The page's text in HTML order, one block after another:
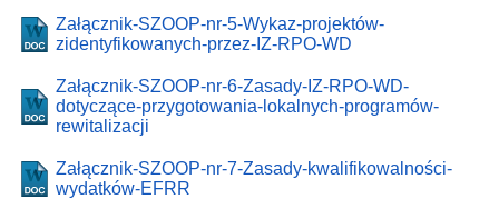
Załącznik-SZOOP-nr-5-Wykaz-projektów-
zidentyfikowanych-przez-IZ-RPO-WD
Załącznik-SZOOP-nr-6-Zasady-IZ-RPO-WD-
dotyczące-przygotowania-lokalnych-programów-
rewitalizacji
Załącznik-SZOOP-nr-7-Zasady-kwalifikowalności-
wydatków-EFRR